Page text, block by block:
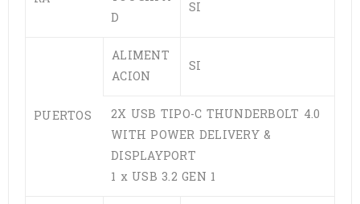
D
SI
PUERTOS
ALIMENT
ACION
SI
2X USB TIPO-C THUNDERBOLT 4.0
WITH POWER DELIVERY &
DISPLAYPORT
1 x USB 3.2 GEN 1